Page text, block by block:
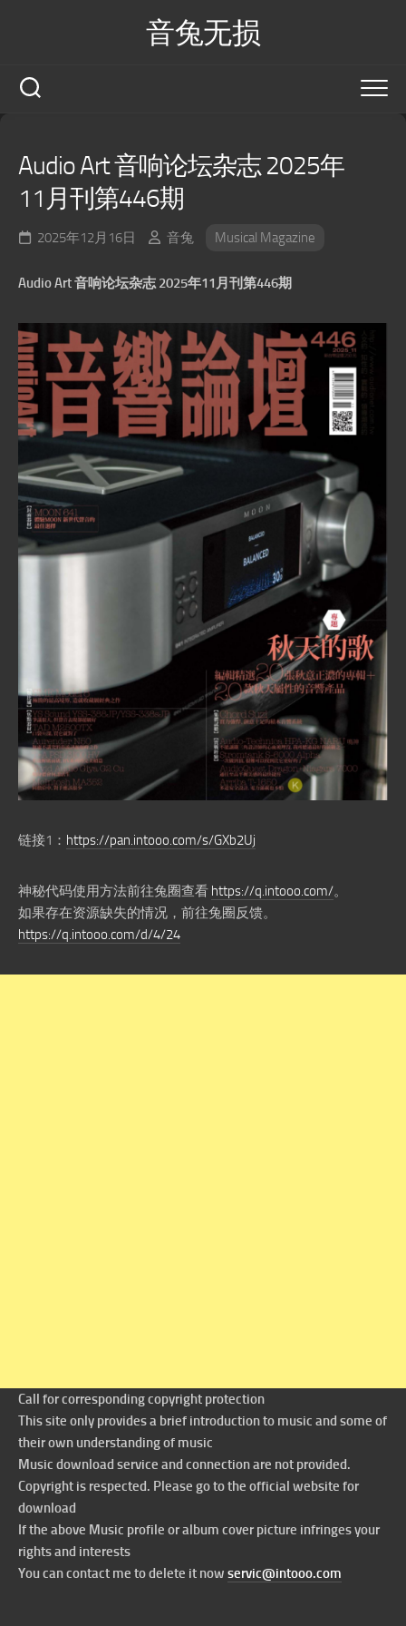
音兔无损
Audio Art 音响论坛杂志 2025年
11月刊第446期
2025年12月16日 音兔 Musical Magazine
Audio Art 音响论坛杂志 2025年11月刊第446期
链接1： https://pan.intooo.com/s/GXb2Uj
神秘代码使用方法前往兔圈查看 https://q.intooo.com/。
如果存在资源缺失的情况，前往兔圈反馈。
https://q.intooo.com/d/4/24
Call for corresponding copyright protection
This site only provides a brief introduction to music and some of
their own understanding of music
Music download service and connection are not provided.
Copyright is respected. Please go to the official website for
download
If the above Music profile or album cover picture infringes your
rights and interests
You can contact me to delete it now servic@intooo.com